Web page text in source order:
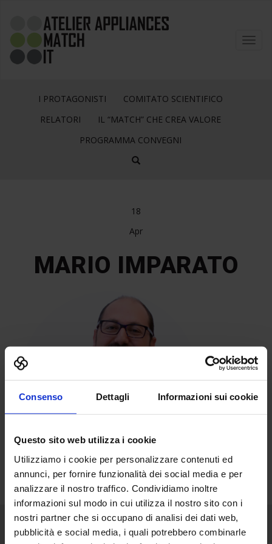
Consenso Dettagli Informazioni sui cookie
Questo sito web utilizza i cookie
Utilizziamo i cookie per personalizzare contenuti ed
annunci, per fornire funzionalità dei social media e per
analizzare il nostro traffico. Condividiamo inoltre
informazioni sul modo in cui utilizza il nostro sito con i
nostri partner che si occupano di analisi dei dati web,
pubblicità e social media, i quali potrebbero combinarle
I PROTAGONISTI
COMITATO SCIENTIFICO
RELATORI
IL “MATCH” CHE CREA VALORE
PROGRAMMA CONVEGNI
18
Apr
MARIO IMPARATO